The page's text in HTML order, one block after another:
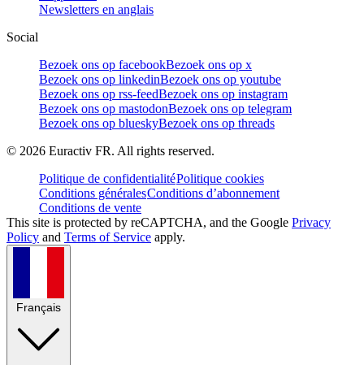
Newsletters en anglais
Social
Bezoek ons op facebookBezoek ons op x
Bezoek ons op linkedinBezoek ons op youtube
Bezoek ons op rss-feedBezoek ons op instagram
Bezoek ons op mastodonBezoek ons op telegram
Bezoek ons op blueskyBezoek ons op threads
© 2026 Euractiv FR. All rights reserved.
Politique de confidentialitéPolitique cookies
Conditions généralesConditions d’abonnement
Conditions de vente
This site is protected by reCAPTCHA, and the Google Privacy
Policy and Terms of Service apply.
Français